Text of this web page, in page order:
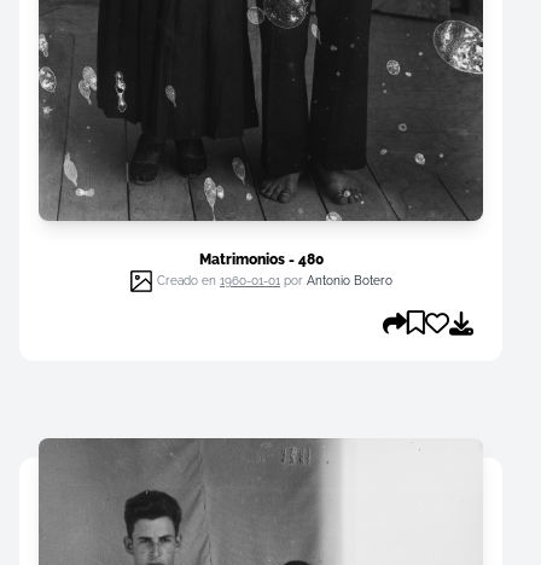
Matrimonios - 480
Creado en 1960-01-01 por Antonio Botero